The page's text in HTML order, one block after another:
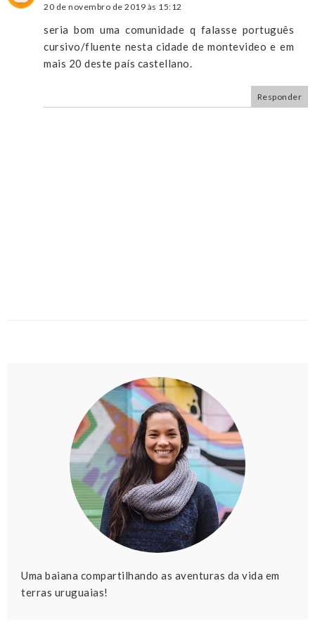
20 de novembro de 2019 às 15:12
seria bom uma comunidade q falasse português
cursivo/fluente nesta cidade de montevideo e em
mais 20 deste país castellano.
Responder
Uma baiana compartilhando as aventuras da vida em
terras uruguaias!